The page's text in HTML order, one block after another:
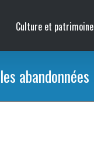
Culture et patrimoine
abandonnées